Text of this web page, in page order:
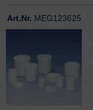
Art.Nr. MEG123625